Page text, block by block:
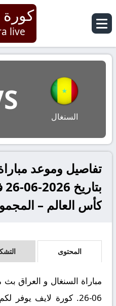
كورة
live
السنغال
تفاصيل وموعد
كأس العالم –
المحتوى
06-26. كورة لايف يوفر